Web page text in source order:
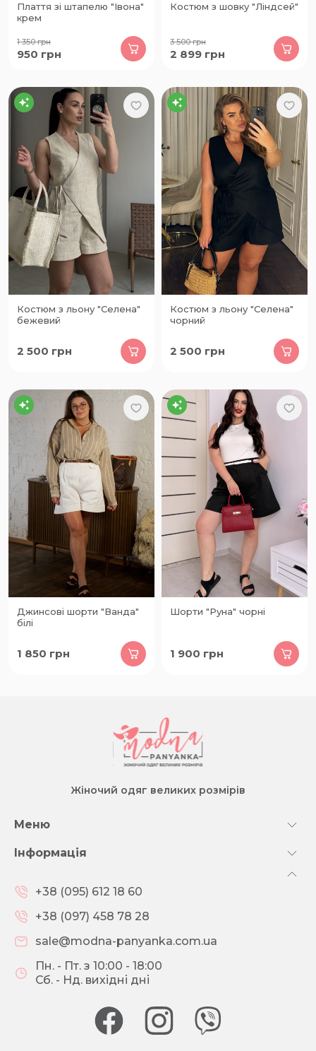
Плаття зі штапелю "Івона"
крем
1 350грн
950 грн
Костюм з шовку "Ліндсей"
3 500грн
2 899 грн
Костюм з льону "Селена"
бежевий
2 500 грн
Костюм з льону "Селена"
чорний
2 500 грн
Джинсові шорти "Ванда"
білі
1 850 грн
Шорти "Руна" чорні
1 900 грн
Жіночий одяг великих розмірів
Меню
Інформація
+38 (095) 612 18 60
+38 (097) 458 78 28
sale@modna-panyanka.com.ua
Пн. - Пт. з 10:00 - 18:00
Сб. - Нд. вихідні дні